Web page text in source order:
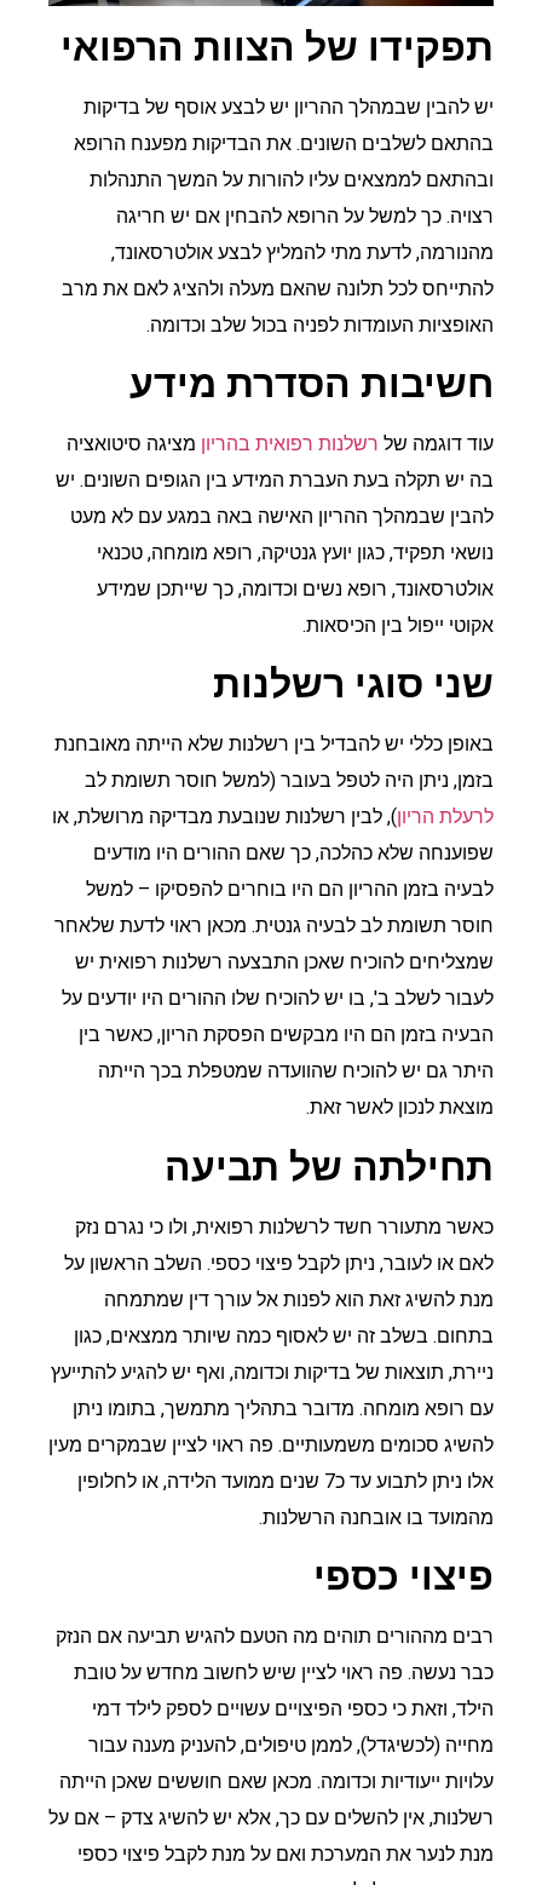
תפקידו של הצוות הרפואי
יש להבין שבמהלך ההריון יש לבצע אוסף של בדיקות
בהתאם לשלבים השונים. את הבדיקות מפענח הרופא
ובהתאם לממצאים עליו להורות על המשך התנהלות
רצויה. כך למשל על הרופא להבחין אם יש חריגה
מהנורמה, לדעת מתי להמליץ לבצע אולטרסאונד,
להתייחס לכל תלונה שהאם מעלה ולהציג לאם את מרב
האופציות העומדות לפניה בכול שלב וכדומה.
חשיבות הסדרת מידע
עוד דוגמה שלרשלנות רפואית בהריוןמציגה סיטואציה
בה יש תקלה בעת העברת המידע בין הגופים השונים. יש
להבין שבמהלך ההריון האישה באה במגע עם לא מעט
נושאי תפקיד, כגון יועץ גנטיקה, רופא מומחה, טכנאי
אולטרסאונד, רופא נשים וכדומה, כך שייתכן שמידע
אקוטי ייפול בין הכיסאות.
שני סוגי רשלנות
באופן כללי יש להבדיל בין רשלנות שלא הייתה מאובחנת
בזמן, ניתן היה לטפל בעובר (למשל חוסר תשומת לב
לרעלת הריון), לבין רשלנות שנובעת מבדיקה מרושלת, או
שפוענחה שלא כהלכה, כך שאם ההורים היו מודעים
לבעיה בזמן ההריון הם היו בוחרים להפסיקו – למשל
חוסר תשומת לב לבעיה גנטית. מכאן ראוי לדעת שלאחר
שמצליחים להוכיח שאכן התבצעה רשלנות רפואית יש
לעבור לשלב ב', בו יש להוכיח שלו ההורים היו יודעים על
הבעיה בזמן הם היו מבקשים הפסקת הריון, כאשר בין
היתר גם יש להוכיח שהוועדה שמטפלת בכך הייתה
מוצאת לנכון לאשר זאת.
תחילתה של תביעה
כאשר מתעורר חשד לרשלנות רפואית, ולו כי נגרם נזק
לאם או לעובר, ניתן לקבל פיצוי כספי. השלב הראשון על
מנת להשיג זאת הוא לפנות אל עורך דין שמתמחה
בתחום. בשלב זה יש לאסוף כמה שיותר ממצאים, כגון
ניירת, תוצאות של בדיקות וכדומה, ואף יש להגיע להתייעץ
עם רופא מומחה. מדובר בתהליך מתמשך, בתומו ניתן
להשיג סכומים משמעותיים. פה ראוי לציין שבמקרים מעין
אלו ניתן לתבוע עד כ7 שנים ממועד הלידה, או לחלופין
מהמועד בו אובחנה הרשלנות.
פיצוי כספי
רבים מההורים תוהים מה הטעם להגיש תביעה אם הנזק
כבר נעשה. פה ראוי לציין שיש לחשוב מחדש על טובת
הילד, וזאת כי כספי הפיצויים עשויים לספק לילד דמי
מחייה (לכשיגדל), לממן טיפולים, להעניק מענה עבור
עלויות ייעודיות וכדומה. מכאן שאם חוששים שאכן הייתה
רשלנות, אין להשלים עם כך, אלא יש להשיג צדק – אם על
מנת לנער את המערכת ואם על מנת לקבל פיצוי כספי